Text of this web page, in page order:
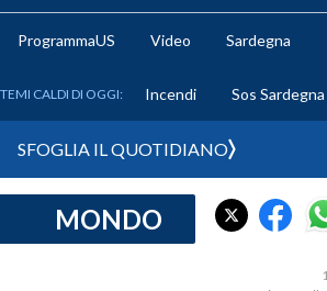
METEO
CRONACA SARDEGNA
ProgrammaUS Video Sardegna
TEMI CALDI DI OGGI: Incendi Sos Sardegna
SFOGLIA IL QUOTIDIANO
MONDO